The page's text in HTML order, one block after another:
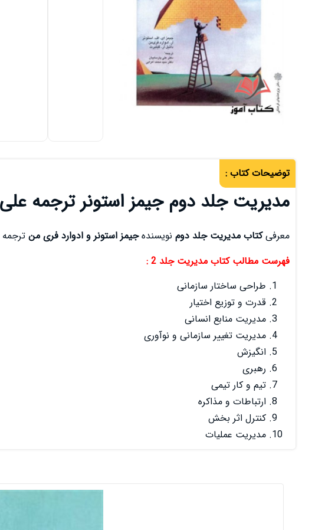
توضیحات کتاب :
مدیریت جلد دوم جیمز استونر ترجمه علی
معرفیکتاب مدیریت جلد دوم نویسندهجیمز استونر و ادوارد فری من ترجمه
فهرست مطالب کتاب مدیریت جلد 2 :
طراحی ساختار سازمانی
قدرت و توزیع اختیار
مدیریت منابع انسانی
مدیریت تغییر سازمانی و نوآوری
انگیزش
رهبری
تیم و کار تیمی
ارتباطات و مذاکره
کنترل اثر بخش
مدیریت عملیات